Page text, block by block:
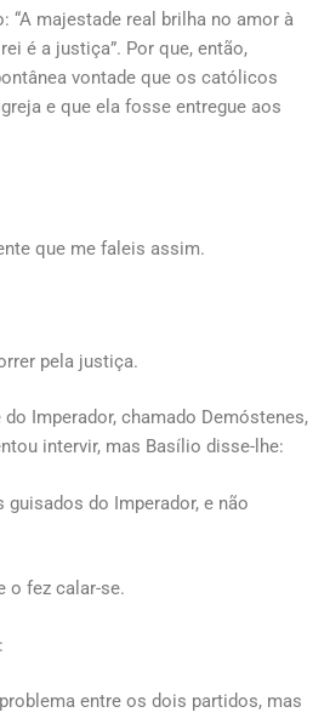
“A majestade real brilha no amor à
é a justiça”. Por que, então,
vontade que os católicos
e que ela fosse entregue aos
que me faleis assim.
pela justiça.
Imperador, chamado Demóstenes,
intervir, mas Basílio disse-lhe:
do Imperador, e não
o fez calar-se.
entre os dois partidos, mas